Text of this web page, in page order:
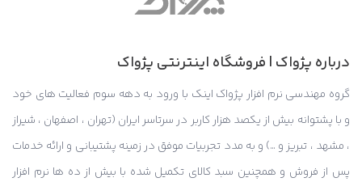
درباره پژواک | فروشگاه اینترنتی پژواک
گروه مهندسی نرم افزار پژواک اینک با ورود به دهه سوم فعالیت های خود
و با پشتوانه بیش از یکصد هزار کاربر در سرتاسر ایران (تهران ، اصفهان ، شیراز
، مشهد ، تبریز و …) و به مدد تجربیات موفق در زمینه پشتیبانی و ارائه خدمات
پس از فروش و همچنین سبد کالای تکمیل شده با بیش از ده ها نرم افزار